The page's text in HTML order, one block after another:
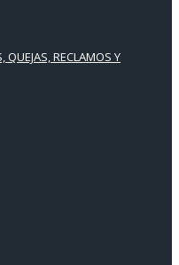
QUEJAS, RECLAMOS Y